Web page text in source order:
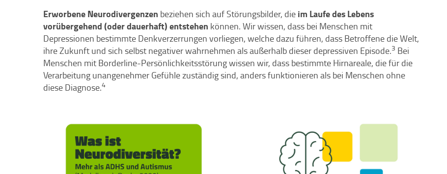
Erworbene Neurodivergenzen beziehen sich auf Störungsbilder, die im Laufe des Lebens
vorübergehend (oder dauerhaft) entstehen können. Wir wissen, dass bei Menschen mit
Depressionen bestimmte Denkverzerrungen vorliegen, welche dazu führen, dass Betroffene die Welt,
ihre Zukunft und sich selbst negativer wahrnehmen als außerhalb dieser depressiven Episode.3 Bei
Menschen mit Borderline-Persönlichkeitsstörung wissen wir, dass bestimmte Hirnareale, die für die
Verarbeitung unangenehmer Gefühle zuständig sind, anders funktionieren als bei Menschen ohne
diese Diagnose.4